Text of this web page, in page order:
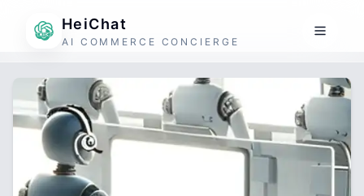
HeiChat
AI COMMERCE CONCIERGE